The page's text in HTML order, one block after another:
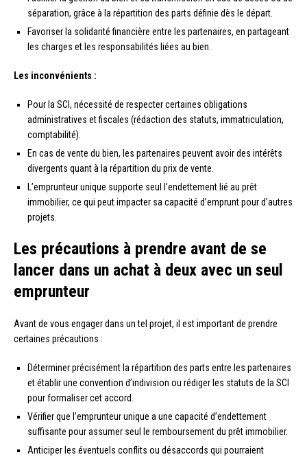
séparation, grâce à la répartition des parts définie dès le départ.
Favoriser la solidarité financière entre les partenaires, en partageant
les charges et les responsabilités liées au bien.
Les inconvénients :
Pour la SCI, nécessité de respecter certaines obligations
administratives et fiscales (rédaction des statuts, immatriculation,
comptabilité).
En cas de vente du bien, les partenaires peuvent avoir des intérêts
divergents quant à la répartition du prix de vente.
L’emprunteur unique supporte seul l’endettement lié au prêt
immobilier, ce qui peut impacter sa capacité d’emprunt pour d’autres
projets.
Les précautions à prendre avant de se
lancer dans un achat à deux avec un seul
emprunteur
Avant de vous engager dans un tel projet, il est important de prendre
certaines précautions :
Déterminer précisément la répartition des parts entre les partenaires
et établir une convention d’indivision ou rédiger les statuts de la SCI
pour formaliser cet accord.
Vérifier que l’emprunteur unique a une capacité d’endettement
suffisante pour assumer seul le remboursement du prêt immobilier.
Anticiper les éventuels conflits ou désaccords qui pourraient